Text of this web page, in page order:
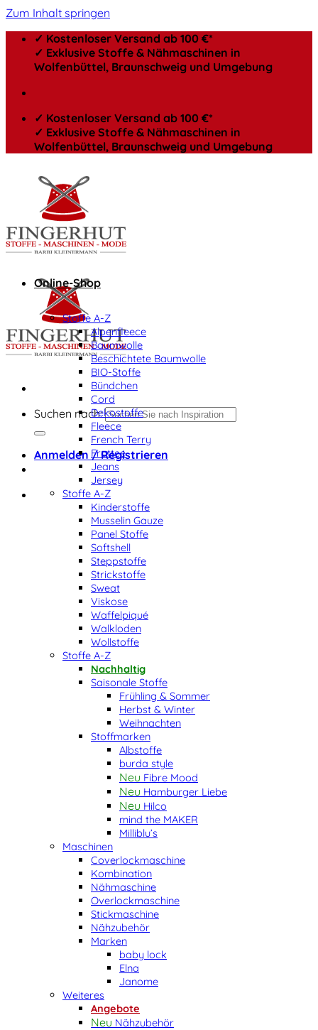
Zum Inhalt springen
✓ Kostenloser Versand ab 100 €*
✓ Exklusive Stoffe & Nähmaschinen in
Wolfenbüttel, Braunschweig und Umgebung
✓ Kostenloser Versand ab 100 €*
✓ Exklusive Stoffe & Nähmaschinen in
Wolfenbüttel, Braunschweig und Umgebung
Suchen nach:
Anmelden / Registrieren
Online-Shop
Stoffe A-Z
Alpenfleece
Baumwolle
Beschichtete Baumwolle
BIO-Stoffe
Bündchen
Cord
Dekostoffe
Fleece
French Terry
Frottee
Jeans
Jersey
Stoffe A-Z
Kinderstoffe
Musselin Gauze
Panel Stoffe
Softshell
Steppstoffe
Strickstoffe
Sweat
Viskose
Waffelpiqué
Walkloden
Wollstoffe
Stoffe A-Z
Nachhaltig
Saisonale Stoffe
Frühling & Sommer
Herbst & Winter
Weihnachten
Stoffmarken
Albstoffe
burda style
Fibre Mood
Hamburger Liebe
Hilco
mind the MAKER
Milliblu’s
Maschinen
Coverlockmaschine
Kombination
Nähmaschine
Overlockmaschine
Stickmaschine
Nähzubehör
Marken
baby lock
Elna
Janome
Weiteres
Angebote
Nähzubehör